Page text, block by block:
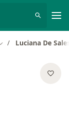
de cidade
Luciana De